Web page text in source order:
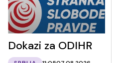
Dokazi za ODIHR